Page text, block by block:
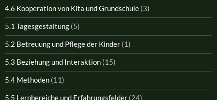
4.6 Kooperation von Kita und Grundschule (3)
5.1 Tagesgestaltung (5)
5.2 Betreuung und Pflege der Kinder (1)
5.3 Beziehung und Interaktion (15)
5.4 Methoden (11)
5.5 Lernbereiche und Erfahrungsfelder (24)